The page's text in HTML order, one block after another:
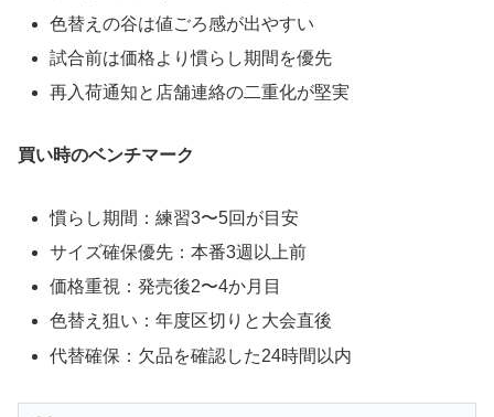
色替えの谷は値ごろ感が出やすい
試合前は価格より慣らし期間を優先
再入荷通知と店舗連絡の二重化が堅実
買い時のベンチマーク
慣らし期間：練習3〜5回が目安
サイズ確保優先：本番3週以上前
価格重視：発売後2〜4か月目
色替え狙い：年度区切りと大会直後
代替確保：欠品を確認した24時間以内